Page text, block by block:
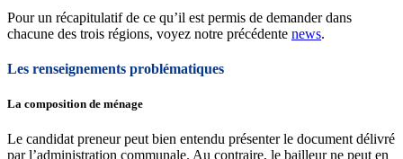
Pour un récapitulatif de ce qu’il est permis de demander dans
chacune des trois régions, voyez notre précédente news.
Les renseignements problématiques
La composition de ménage
Le candidat preneur peut bien entendu présenter le document délivré
par l’administration communale. Au contraire, le bailleur ne peut en